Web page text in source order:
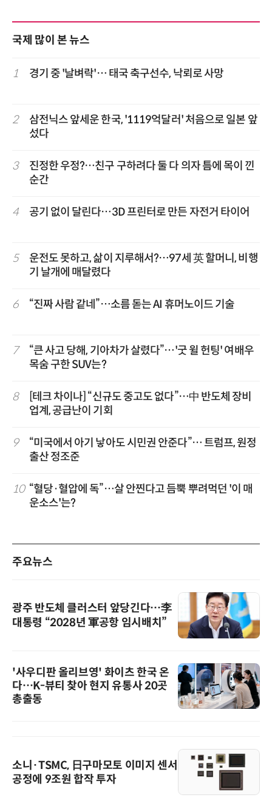
국제 많이 본 뉴스
1 경기 중 '날벼락'… 태국 축구선수, 낙뢰로 사망
2
삼전닉스 앞세운 한국, '1119억달러' 처음으로 일본 앞
섰다
3
진정한 우정?…친구 구하려다 둘 다 의자 틈에 목이 낀
순간
4 공기 없이 달린다…3D 프린터로 만든 자전거 타이어
5
운전도 못하고, 삶이 지루해서?…97세 英 할머니, 비행
기 날개에 매달렸다
6 “진짜 사람 같네”…소름 돋는 AI 휴머노이드 기술
7
“큰 사고 당해, 기아차가 살렸다”…'굿 윌 헌팅' 여배우
목숨 구한 SUV는?
8
[테크 차이나] “신규도 중고도 없다”…中 반도체 장비
업계, 공급난이 기회
9
“미국에서 아기 낳아도 시민권 안준다”… 트럼프, 원정
출산 정조준
10 “혈당·혈압에 독”…살 안찐다고 듬뿍 뿌려먹던 '이 매
운소스'는?
주요뉴스
광주 반도체 클러스터 앞당긴다…李
대통령 “2028년 軍공항 임시배치”
'사우디판 올리브영' 화이츠 한국 온
다…K-뷰티 찾아 현지 유통사 20곳
총출동
소니·TSMC, 日구마모토 이미지 센서
공정에 9조원 합작 투자